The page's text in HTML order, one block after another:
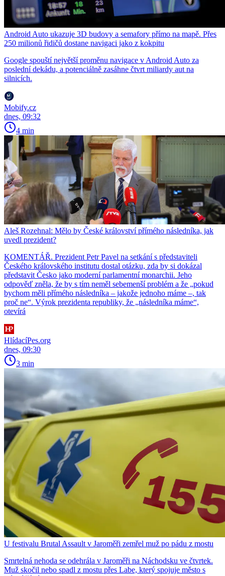
Android Auto ukazuje 3D budovy a semafory přímo na mapě. Přes
250 milionů řidičů dostane navigaci jako z kokpitu
Google spouští největší proměnu navigace v Android Auto za
poslední dekádu, a potenciálně zasáhne čtvrt miliardy aut na
silnicích.
Mobify.cz
dnes, 09:32
4 min
Aleš Rozehnal: Mělo by České království přímého následníka, jak
uvedl prezident?
KOMENTÁŘ. Prezident Petr Pavel na setkání s představiteli
Českého královského institutu dostal otázku, zda by si dokázal
představit Česko jako moderní parlamentní monarchii. Jeho
odpověď zněla, že by s tím neměl sebemenší problém a že „pokud
bychom měli přímého následníka – jakože jednoho máme –, tak
proč ne“. Výrok prezidenta republiky, že „následníka máme“,
otevírá
HlídacíPes.org
dnes, 09:30
3 min
U festivalu Brutal Assault v Jaroměři zemřel muž po pádu z mostu
Smrtelná nehoda se odehrála v Jaroměři na Náchodsku ve čtvrtek.
Muž skočil nebo spadl z mostu přes Labe, který spojuje město s